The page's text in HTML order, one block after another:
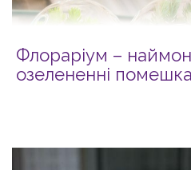
Флораріум –
озелененні